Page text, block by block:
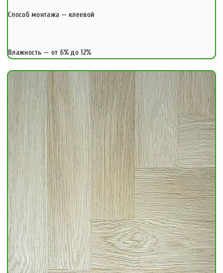
Способ монтажа — клеевой
Влажность — от 6% до 12%